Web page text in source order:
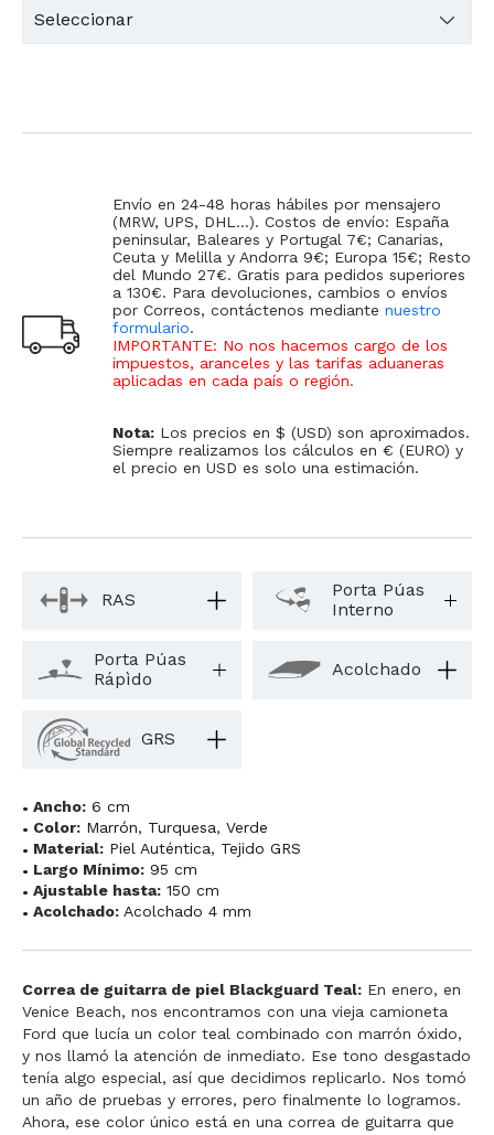
Envío en 24-48 horas hábiles por mensajero
(MRW, UPS, DHL...). Costos de envío: España
peninsular, Baleares y Portugal 7€; Canarias,
Ceuta y Melilla y Andorra 9€; Europa 15€; Resto
del Mundo 27€. Gratis para pedidos superiores
a 130€. Para devoluciones, cambios o envíos
por Correos, contáctenos mediante nuestro
formulario.
IMPORTANTE: No nos hacemos cargo de los
impuestos, aranceles y las tarifas aduaneras
aplicadas en cada país o región.
Nota: Los precios en $ (USD) son aproximados.
Siempre realizamos los cálculos en € (EURO) y
el precio en USD es solo una estimación.
RAS
Porta Púas
Interno
Porta Púas
Rápìdo
Acolchado
GRS
Ancho: 6 cm
Color: Marrón, Turquesa, Verde
Material: Piel Auténtica, Tejido GRS
Largo Mínimo: 95 cm
Ajustable hasta: 150 cm
Acolchado: Acolchado 4 mm
Correa de guitarra de piel Blackguard Teal: En enero, en
Venice Beach, nos encontramos con una vieja camioneta
Ford que lucía un color teal combinado con marrón óxido,
y nos llamó la atención de inmediato. Ese tono desgastado
tenía algo especial, así que decidimos replicarlo. Nos tomó
un año de pruebas y errores, pero finalmente lo logramos.
Ahora, ese color único está en una correa de guitarra que